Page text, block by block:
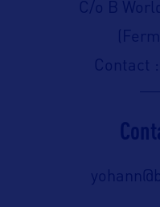
C/o B
Contact